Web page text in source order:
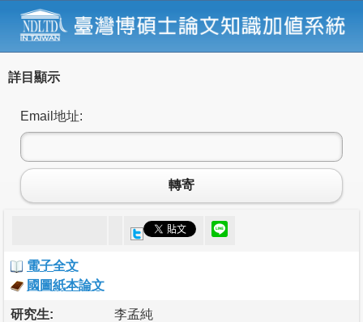
詳目顯示
Email地址:
轉寄
電子全文
國圖紙本論文
研究生: 李孟純